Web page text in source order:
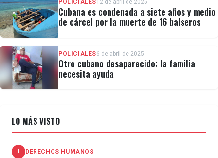
POLICIALES12 de abril de 2025
Cubana es condenada a siete años y medio
de cárcel por la muerte de 16 balseros
POLICIALES6 de abril de 2025
Otro cubano desaparecido: la familia
necesita ayuda
LO MÁS VISTO
1 DERECHOS HUMANOS